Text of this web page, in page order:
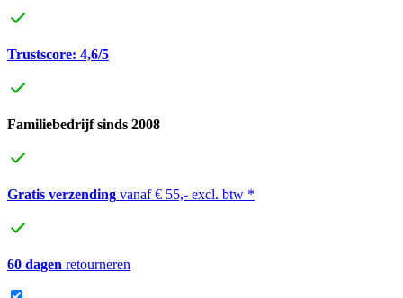
Trustscore: 4,6/5
Familiebedrijf sinds 2008
Gratis verzending vanaf € 55,- excl. btw *
60 dagen retourneren